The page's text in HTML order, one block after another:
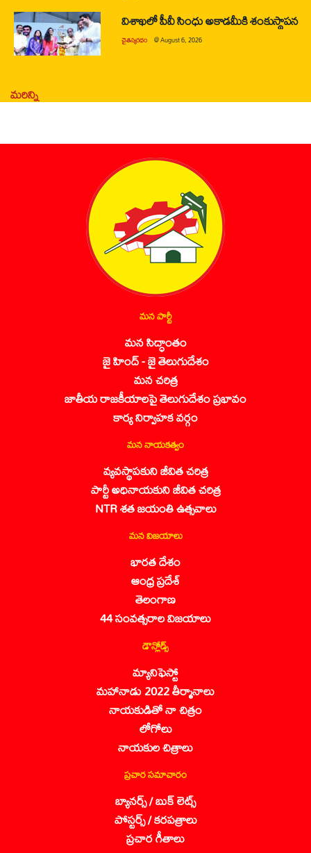
విశాఖలో పీవీ సింధు అకాడమీకి శంకుస్థాపన
చైతన్యరధం @August 6, 2026
మరిన్ని
మన పార్టీ
మన సిద్ధాంతం
జై హింద్ - జై తెలుగుదేశం
మన చరిత్ర
జాతీయ రాజకీయాలపై తెలుగుదేశం ప్రభావం
కార్య నిర్వాహక వర్గం
మన నాయకత్వం
వ్యవస్థాపకుని జీవిత చరిత్ర
పార్టీ అధినాయకుని జీవిత చరిత్ర
NTR శత జయంతి ఉత్సవాలు
మన విజయాలు
భారత దేశం
ఆంధ్ర ప్రదేశ్
తెలంగాణ
44 సంవత్సరాల విజయాలు
డౌన్లోడ్స్
మ్యానిఫెస్టో
మహానాడు 2022 తీర్మానాలు
నాయకుడితో నా చిత్రం
లోగోలు
నాయకుల చిత్రాలు
ప్రచార సమాచారం
బ్యానర్స్ / బుక్ లెట్స్
పోస్టర్స్ / కరపత్రాలు
ప్రచార గీతాలు